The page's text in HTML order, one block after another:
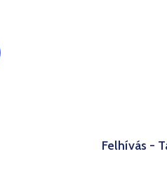
Felhívás -